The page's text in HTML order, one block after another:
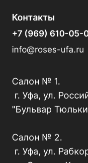
Контакты
+7 (969) 610-05-
info@roses-ufa.ru
Салон № 1.
г. Уфа, ул.
"Бульвар
Салон № 2.
г. Уфа, ул.